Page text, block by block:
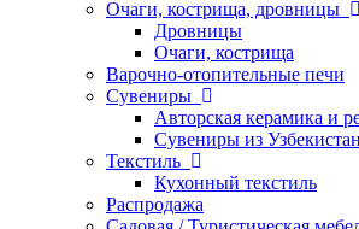
Очаги, кострища, дровницы
Дровницы
Очаги, кострища
Варочно-отопительные печи
Сувениры
Авторская керамика и
Сувениры из
Текстиль
Кухонный текстиль
Распродажа